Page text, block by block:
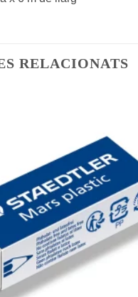
RELACIONATS